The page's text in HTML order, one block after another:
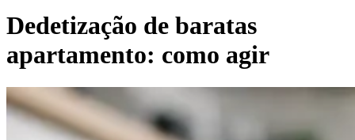
Dedetização de baratas
apartamento: como agir